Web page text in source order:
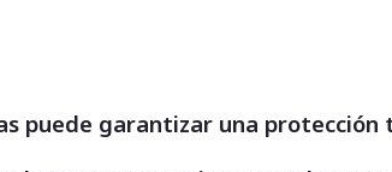
puede garantizar una